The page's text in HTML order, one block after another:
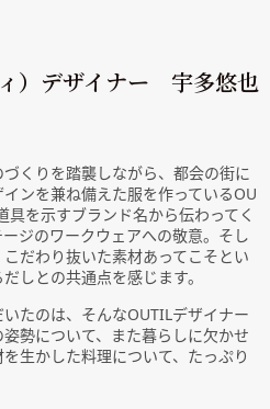
）デザイナー 宇多悠也
くりを踏襲しながら、都会の街に
ンを兼ね備えた服を作っているOU
を示すブランド名から伝わってく
ジのワークウェアへの敬意。そし
だわり抜いた素材あってこそとい
しとの共通点を感じます。
たのは、そんなOUTILデザイナー
勢について、また暮らしに欠かせ
生かした料理について、たっぷり